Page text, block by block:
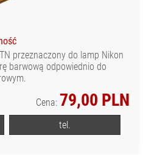
przeznaczony do lamp Nikon
barwową odpowiednio do
Cena: 79,00 PLN
tel.
I
PLECAKI,